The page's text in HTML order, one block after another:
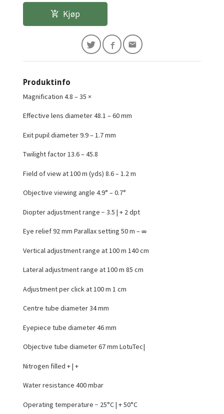
Kjøp
Produktinfo
Magnification 4.8 – 35 ×
Effective lens diameter 48.1 – 60 mm
Exit pupil diameter 9.9 – 1.7 mm
Twilight factor 13.6 – 45.8
Field of view at 100 m (yds) 8.6 – 1.2 m
Objective viewing angle 4.9° – 0.7°
Diopter adjustment range − 3.5 | + 2 dpt
Eye relief 92 mm Parallax setting 50 m – ∞
Vertical adjustment range at 100 m 140 cm
Lateral adjustment range at 100 m 85 cm
Adjustment per click at 100 m 1 cm
Centre tube diameter 34 mm
Eyepiece tube diameter 46 mm
Objective tube diameter 67 mm LotuTec |
Nitrogen filled + | +
Water resistance 400 mbar
Operating temperature − 25°C | + 50°C